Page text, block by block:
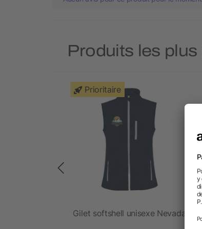
Produits les
Prioritaire
Gilet softshell unisexe Nevada